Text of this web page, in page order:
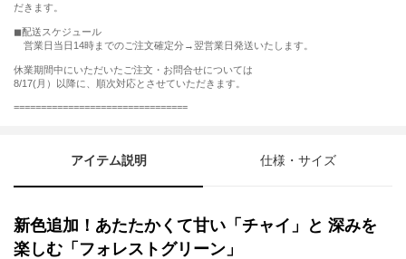
だきます。
◼︎配送スケジュール
営業日当日14時までのご注文確定分→翌営業日発送いたします。
休業期間中にいただいたご注文・お問合せについては
8/17(月）以降に、順次対応とさせていただきます。
================================
アイテム説明 仕様・サイズ
新色追加！あたたかくて甘い「チャイ」と 深みを
楽しむ「フォレストグリーン」